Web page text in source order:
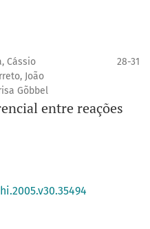
Cássio
João
Gõbbel
28-31
entre reações